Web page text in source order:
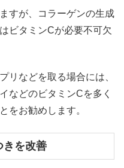
すが、コラーゲンの生成
ビタミンCが必要不可欠
リなどを取る場合には、
などのビタミンCを多く
をお勧めします。
きを改善